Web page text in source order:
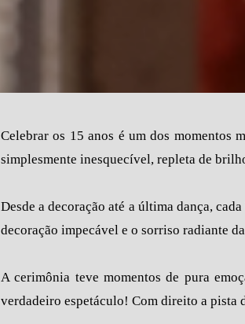
Celebrar os 15 anos é um dos momentos
simplesmente inesquecível, repleta de
Desde a decoração até a última dança,
decoração impecável e o sorriso radiante
A cerimônia teve momentos de pura
verdadeiro espetáculo! Com direito a pista